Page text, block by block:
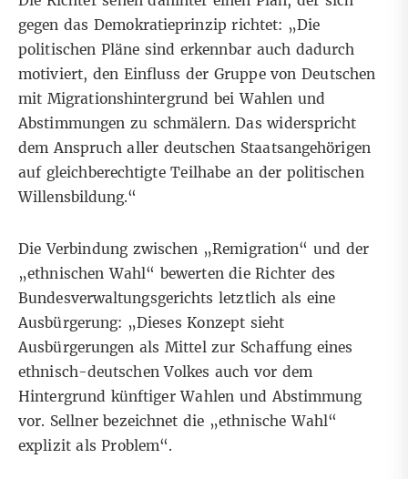
gegen das Demokratieprinzip richtet: „Die
politischen Pläne sind erkennbar auch dadurch
motiviert, den Einfluss der Gruppe von Deutschen
mit Migrationshintergrund bei Wahlen und
Abstimmungen zu schmälern. Das widerspricht
dem Anspruch aller deutschen Staatsangehörigen
auf gleichberechtigte Teilhabe an der politischen
Willensbildung.“
Die Verbindung zwischen „Remigration“ und der
„ethnischen Wahl“ bewerten die Richter des
Bundesverwaltungsgerichts letztlich als eine
Ausbürgerung: „Dieses Konzept sieht
Ausbürgerungen als Mittel zur Schaffung eines
ethnisch-deutschen Volkes auch vor dem
Hintergrund künftiger Wahlen und Abstimmung
vor. Sellner bezeichnet die „ethnische Wahl“
explizit als Problem“.